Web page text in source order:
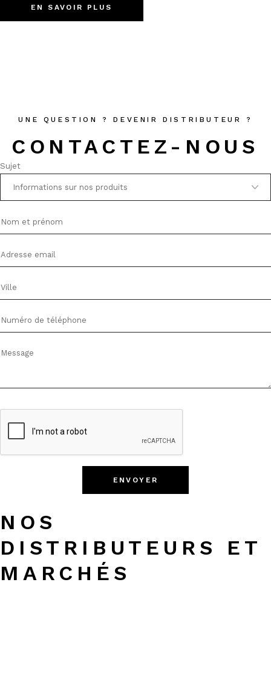
EN SAVOIR PLUS
Contact
UNE QUESTION ? DEVENIR DISTRIBUTEUR ?
CONTACTEZ-NOUS
Sujet
ENVOYER
NOS
DISTRIBUTEURS ET
MARCHÉS